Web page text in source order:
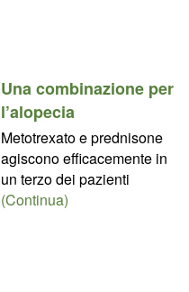
Una combinazione per
l’alopecia
Metotrexato e prednisone
agiscono efficacemente in
un terzo dei pazienti
(Continua)